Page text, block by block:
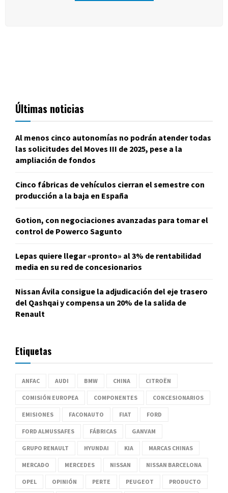
Últimas noticias
Al menos cinco autonomías no podrán atender todas
las solicitudes del Moves III de 2025, pese a la
ampliación de fondos
Cinco fábricas de vehículos cierran el semestre con
producción a la baja en España
Gotion, con negociaciones avanzadas para tomar el
control de Powerco Sagunto
Lepas quiere llegar «pronto» al 3% de rentabilidad
media en su red de concesionarios
Nissan Ávila consigue la adjudicación del eje trasero
del Qashqai y compensa un 20% de la salida de
Renault
Etiquetas
ANFAC AUDI BMW CHINA CITROËN
COMISIÓN EUROPEA COMPONENTES CONCESIONARIOS
EMISIONES FACONAUTO FIAT FORD
FORD ALMUSSAFES FÁBRICAS GANVAM
GRUPO RENAULT HYUNDAI KIA MARCAS CHINAS
MERCADO MERCEDES NISSAN NISSAN BARCELONA
OPEL OPINIÓN PERTE PEUGEOT PRODUCTO